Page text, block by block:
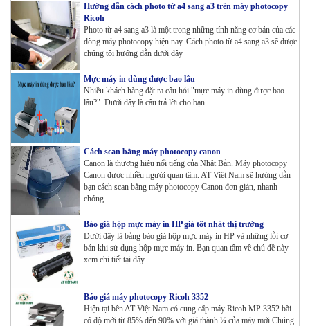
Hướng dẫn cách photo từ a4 sang a3 trên máy photocopy
Ricoh
Photo từ a4 sang a3 là một trong những tính năng cơ bản của các
dòng máy photocopy hiện nay. Cách photo từ a4 sang a3 sẽ được
chúng tôi hướng dẫn dưới đây
Mực máy in dùng được bao lâu
Nhiều khách hàng đặt ra câu hỏi "mực máy in dùng được bao
lâu?". Dưới đây là câu trả lời cho bạn.
Cách scan bằng máy photocopy canon
Canon là thương hiệu nổi tiếng của Nhật Bản. Máy photocopy
Canon được nhiều người quan tâm. AT Việt Nam sẽ hướng dẫn
bạn cách scan bằng máy photocopy Canon đơn giản, nhanh
chóng
Báo giá hộp mực máy in HP giá tốt nhất thị trường
Dưới đây là bảng báo giá hộp mực máy in HP và những lỗi cơ
bản khi sử dụng hộp mực máy in. Bạn quan tâm về chủ đề này
xem chi tiết tại đây.
Báo giá máy photocopy Ricoh 3352
Hiện tại bên AT Việt Nam có cung cấp máy Ricoh MP 3352 bãi
có độ mới từ 85% đến 90% với giá thành ¼ của máy mới Chúng